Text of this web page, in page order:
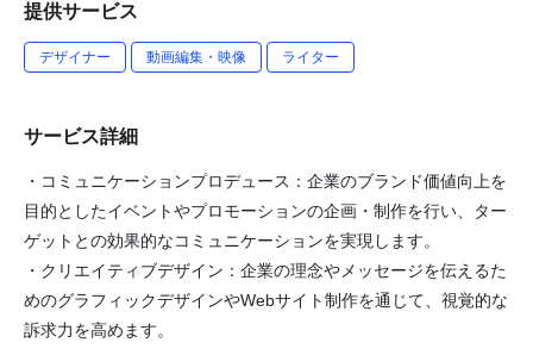
提供サービス
デザイナー 動画編集・映像 ライター
サービス詳細
・コミュニケーションプロデュース：企業のブランド価値向上を
目的としたイベントやプロモーションの企画・制作を行い、ター
ゲットとの効果的なコミュニケーションを実現します。
・クリエイティブデザイン：企業の理念やメッセージを伝えるた
めのグラフィックデザインやWebサイト制作を通じて、視覚的な
訴求力を高めます。